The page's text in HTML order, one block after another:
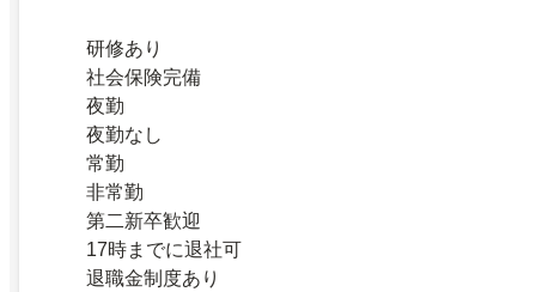
研修あり
社会保険完備
夜勤
夜勤なし
常勤
非常勤
第二新卒歓迎
17時までに退社可
退職金制度あり